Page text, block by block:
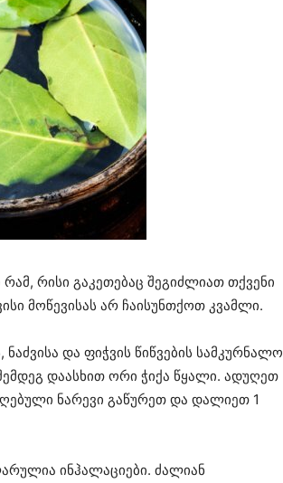
რისი გაკეთებაც შეგიძლიათ თქვენი
მოწევისას არ ჩაისუნთქოთ კვამლი.
და ფიჭვის წიწვების სამკურნალო
დაასხით ორი ჭიქა წყალი. ადუღეთ
ნარევი გაწურეთ და დალიეთ 1
ინჰალაციები. ძალიან